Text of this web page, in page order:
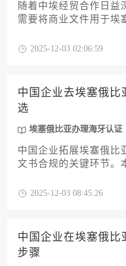
随着中埃经贸合作日益
需要将商业文件用于埃
利完成埃塞俄比亚办理
合规地完成这一重要
碍。
2025-12-03 02:06:59
中国企业去埃塞俄比
选
埃塞俄比亚办理海牙认证
中国企业拓展埃塞俄比
文书合规的关键环节。
12个核心维度，助力
2025-12-03 08:45:26
中国企业在埃塞俄比
步骤